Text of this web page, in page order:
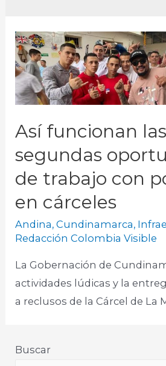
Así funcionan las
segundas
de trabajo con
en cárceles
Andina,Cundinamarca,
Redacción Colombia Visible
La Gobernación de
actividades lúdicas y la
a reclusos de la Cárcel de La
Buscar